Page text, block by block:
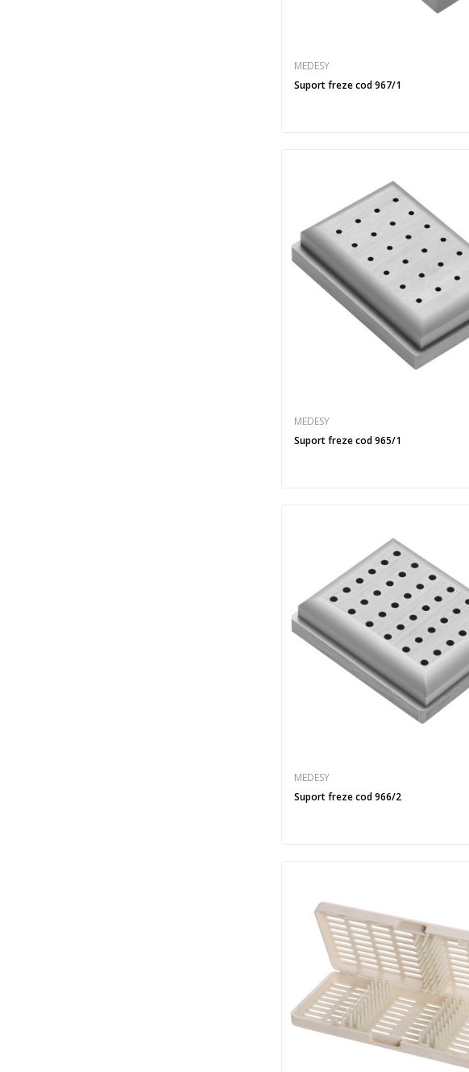
MEDESY
Suport freze cod 967/1
MEDESY
Suport freze cod 965/1
MEDESY
Suport freze cod 966/2